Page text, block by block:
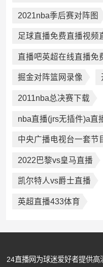
2021nba季后赛对阵图
足球直播免费直播视频
直播吧英超在线直播免
掘金对阵篮网录像
2011nba总决赛下载
nba直播(jrs无插件)a直
中央广播电视台一套节
2022巴黎vs皇马直播
凯尔特人vs爵士直播
英超直播433体育
24直播网为球迷爱好者提供